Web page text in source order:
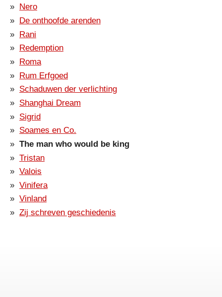
Nero
De onthoofde arenden
Rani
Redemption
Roma
Rum Erfgoed
Schaduwen der verlichting
Shanghai Dream
Sigrid
Soames en Co.
The man who would be king
Tristan
Valois
Vinifera
Vinland
Zij schreven geschiedenis